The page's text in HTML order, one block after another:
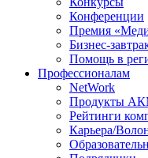
Конференции
Премия
Бизнес-
Помощь в
Профессионалам
NetWork
Продукты
Рейтинги
Карьера/